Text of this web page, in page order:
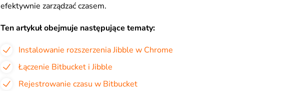
efektywnie zarządzać czasem.
Ten artykuł obejmuje następujące tematy:
Instalowanie rozszerzenia Jibble w Chrome
Łączenie Bitbucket i Jibble
Rejestrowanie czasu w Bitbucket